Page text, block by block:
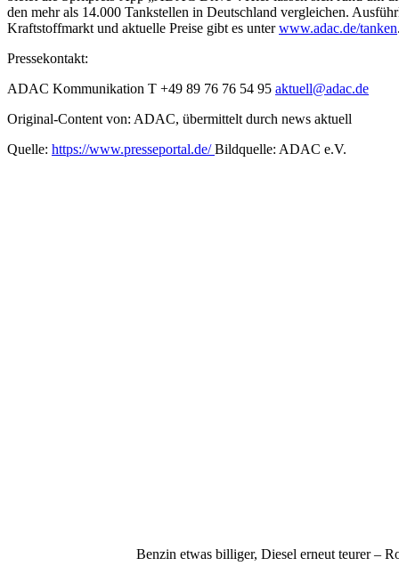
den mehr als 14.000 Tankstellen in Deutschland vergleichen.
Kraftstoffmarkt und aktuelle Preise gibt es unterwww.adac.de/tanken
Pressekontakt:
ADAC Kommunikation T +49 89 76 76 54 95 aktuell@adac.de
Original-Content von: ADAC, übermittelt durch news aktuell
Quelle: https://www.presseportal.de/Bildquelle: ADAC e.V.
Benzin etwas billiger, Diesel erneut teurer –